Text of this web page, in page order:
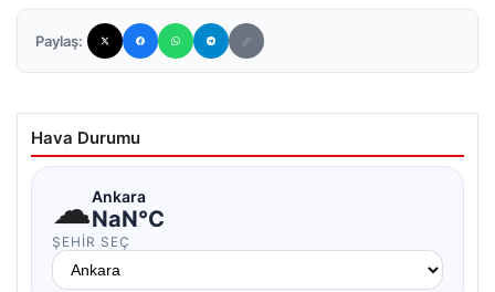
Paylaş:
Hava Durumu
☁Ankara
NaN°C
ŞEHIR SEÇ